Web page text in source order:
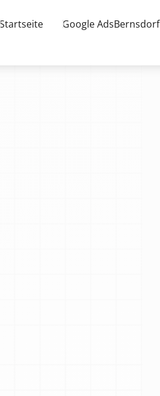
Startseite Google AdsBernsdorf